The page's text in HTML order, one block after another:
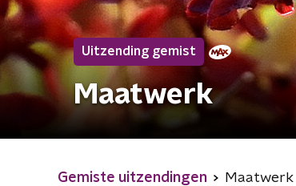
Uitzending gemist
Maatwerk
Gemiste uitzendingen Maatwerk